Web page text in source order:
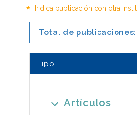
* Indica publicación con otra
Total de publicaciones:
Tipo
Artículos